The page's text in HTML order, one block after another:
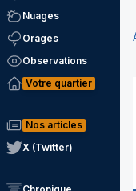
Nuages
Orages
Observations
Votre quartier
Nos articles
X (Twitter)